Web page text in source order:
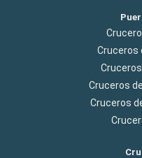
Cruceros
Cruceros
Cruceros